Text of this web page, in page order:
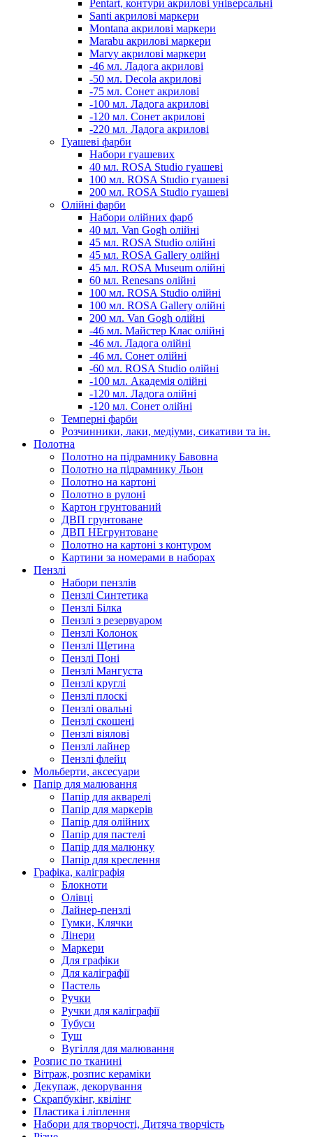
Pentart, контури акрилові універсальні
Santi акрилові маркери
Montana акрилові маркери
Marabu акрилові маркери
Marvy акрилові маркери
-46 мл. Ладога акрилові
-50 мл. Decola акрилові
-75 мл. Сонет акрилові
-100 мл. Ладога акрилові
-120 мл. Сонет акрилові
-220 мл. Ладога акрилові
Гуашеві фарби
Набори гуашевих
40 мл. ROSA Studio гуашеві
100 мл. ROSA Studio гуашеві
200 мл. ROSA Studio гуашеві
Олійні фарби
Набори олійних фарб
40 мл. Van Gogh олійні
45 мл. ROSA Studio олійні
45 мл. ROSA Gallery олійні
45 мл. ROSA Museum олійні
60 мл. Renesans олійні
100 мл. ROSA Studio олійні
100 мл. ROSA Gallery олійні
200 мл. Van Gogh олійні
-46 мл. Майстер Клас олійні
-46 мл. Ладога олійні
-46 мл. Сонет олійні
-60 мл. ROSA Studio олійні
-100 мл. Академія олійні
-120 мл. Ладога олійні
-120 мл. Сонет олійні
Темперні фарби
Розчинники, лаки, медіуми, сикативи та ін.
Полотна
Полотно на підрамнику Бавовна
Полотно на підрамнику Льон
Полотно на картоні
Полотно в рулоні
Картон грунтований
ДВП грунтоване
ДВП НЕгрунтоване
Полотно на картоні з контуром
Картини за номерами в наборах
Пензлі
Набори пензлів
Пензлі Синтетика
Пензлі Білка
Пензлі з резервуаром
Пензлі Колонок
Пензлі Щетина
Пензлі Поні
Пензлі Мангуста
Пензлі круглі
Пензлі плоскі
Пензлі овальні
Пензлі скошені
Пензлі віялові
Пензлі лайнер
Пензлі флейц
Мольберти, аксесуари
Папір для малювання
Папір для акварелі
Папір для маркерів
Папір для олійних
Папір для пастелі
Папір для малюнку
Папір для креслення
Графіка, каліграфія
Блокноти
Олівці
Лайнер-пензлі
Гумки, Клячки
Лінери
Маркери
Для графіки
Для каліграфії
Пастель
Ручки
Ручки для каліграфії
Тубуси
Туш
Вугілля для малювання
Розпис по тканині
Вітраж, розпис кераміки
Декупаж, декорування
Скрапбукінг, квілінг
Пластика і ліплення
Набори для творчості, Дитяча творчість